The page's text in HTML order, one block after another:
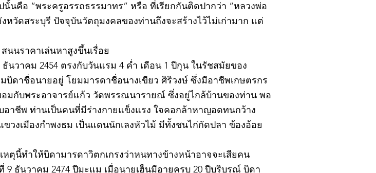
คือ “พระครูอรรถธรรมาทร” หรือ ที่เรียกกันติดปากว่า “หลวงพ่อ
วัดสระบุรี ปัจจุบันวัตถุมงคลของท่านถึงจะสร้างไว้ไม่เก่ามาก แต่
นนราคาเล่นหาสูงขึ้นเรื่อย
นวาคม 2454 ตรงกับวันแรม 4 ค่ำ เดือน 1 ปีกุน ในรัชสมัยของ
บิดาชื่อนายอยู่ โยมมารดาชื่อนางเขียว ศิริวงษ์ ซึ่งมีอาชีพเกษตรกร
มกับพระอาจารย์แก้ว วัดพรรณนารายณ์ ซึ่งอยู่ไกล้บ้านของท่าน พอ
าชีพ ท่านเป็นคนที่มีร่างกายแข็งแรง ใจคอกล้าหาญอดทนกว้าง
วงเมืองกำพงธม เป็นแดนนักเลงหัวไม้ มีทั้งชนไก่กัดปลา ข้องอ้อย
ตุนี้ทำให้บิดามารดาวิตกเกรงว่าหนทางข้างหน้าอาจจะเสียคน
ธันวาคม 2474 ปีมะแม เมื่อนายเฮ็นมีอายุครบ 20 ปีบริบูรณ์ บิดา